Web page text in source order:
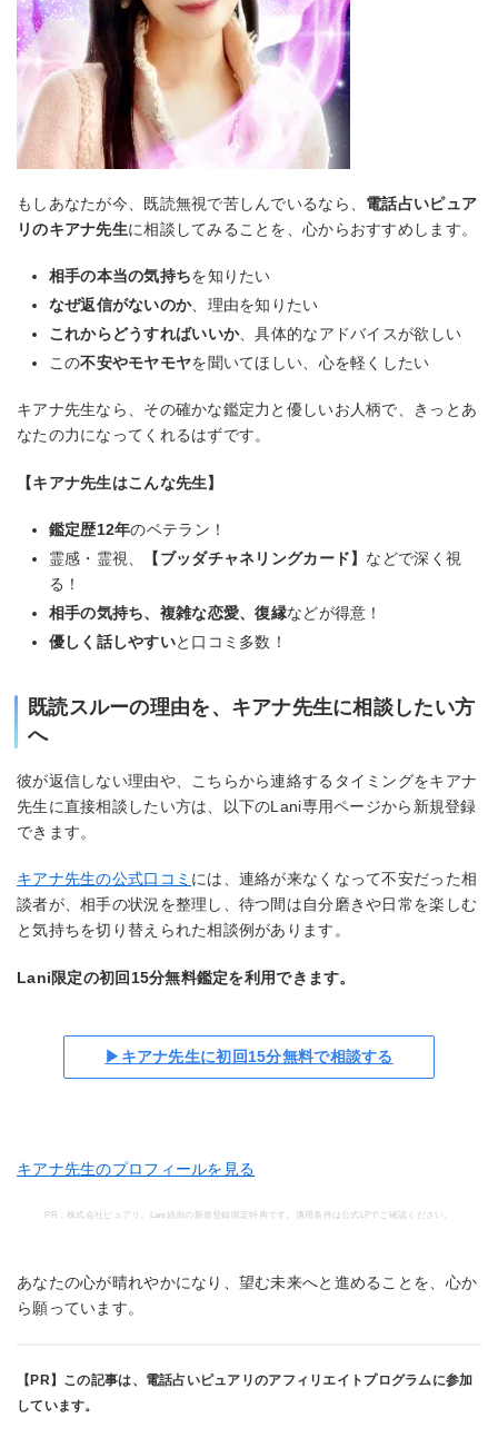
もしあなたが今、既読無視で苦しんでいるなら、 電話占いピュア
リのキアナ先生に相談してみることを、心からおすすめします。
相手の本当の気持ちを知りたい
なぜ返信がないのか、理由を知りたい
これからどうすればいいか、具体的なアドバイスが欲しい
この不安やモヤモヤを聞いてほしい、心を軽くしたい
キアナ先生なら、その確かな鑑定力と優しいお人柄で、きっとあ
なたの力になってくれるはずです。
【キアナ先生はこんな先生】
鑑定歴12年のベテラン！
霊感・霊視、
【ブッダチャネリングカード】 などで深く視
る！
相手の気持ち、複雑な恋愛、復縁などが得意！
優しく話しやすいと口コミ多数！
既読スルーの理由を、キアナ先生に相談したい方
へ
彼が返信しない理由や、こちらから連絡するタイミングをキアナ
先生に直接相談したい方は、以下のLani専用ページから新規登録
できます。
キアナ先生の公式口コミ には、連絡が来なくなって不安だった相
談者が、相手の状況を整理し、待つ間は自分磨きや日常を楽しむ
と気持ちを切り替えられた相談例があります。
Lani限定の初回15分無料鑑定を利用できます。
▶キアナ先生に初回15分無料で相談する
キアナ先生のプロフィールを見る
PR：株式会社ピュアリ。Lani経由の新規登録限定特典です。適用条件は公式LPでご確認ください。
あなたの心が晴れやかになり、望む未来へと進めることを、心か
ら願っています。
【PR】この記事は、電話占いピュアリのアフィリエイトプログラムに参加
しています。